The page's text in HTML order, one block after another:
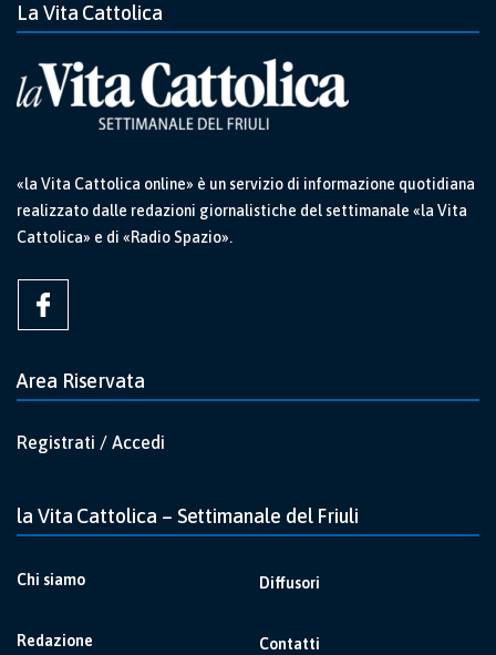
La Vita Cattolica
«la Vita Cattolica online» è un servizio di informazione quotidiana
realizzato dalle redazioni giornalistiche del settimanale «la Vita
Cattolica» e di «Radio Spazio».
Area Riservata
Registrati / Accedi
la Vita Cattolica – Settimanale del Friuli
Chi siamo
Redazione
Diffusori
Contatti